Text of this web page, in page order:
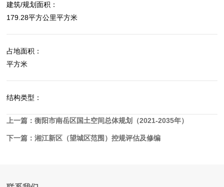
建筑/规划面积：
179.28平方公里平方米
占地面积：
平方米
结构类型：
上一篇：衡阳市南岳区国土空间总体规划（2021-2035年）
下一篇：湘江新区（望城区范围）控规评估及修编